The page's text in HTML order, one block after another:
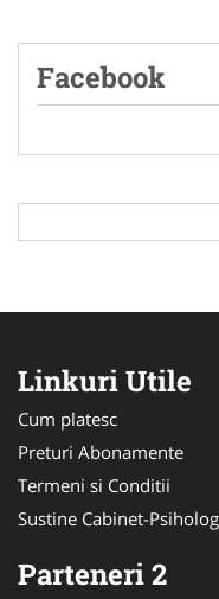
Facebook
Linkuri Utile
Cum platesc
Preturi Abonamente
Termeni si Conditii
Sustine Cabinet-
Parteneri 2